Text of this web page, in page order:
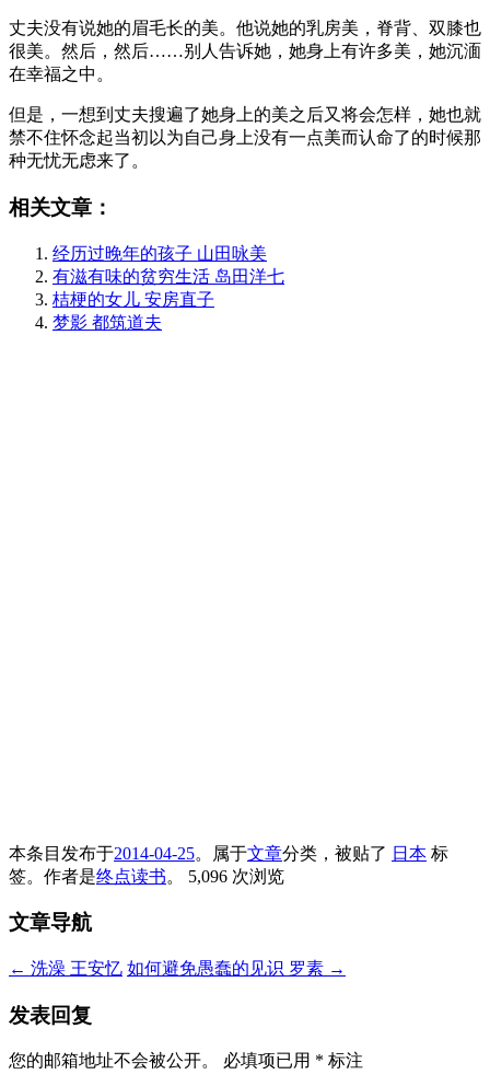
丈夫没有说她的眉毛长的美。他说她的乳房美，脊背、双膝也
很美。然后，然后……别人告诉她，她身上有许多美，她沉湎
在幸福之中。
但是，一想到丈夫搜遍了她身上的美之后又将会怎样，她也就
禁不住怀念起当初以为自己身上没有一点美而认命了的时候那
种无忧无虑来了。
相关文章：
经历过晚年的孩子 山田咏美
有滋有味的贫穷生活 岛田洋七
桔梗的女儿 安房直子
梦影 都筑道夫
本条目发布于2014-04-25。属于文章分类，被贴了 日本 标
签。 作者是终点读书。 5,096 次浏览
文章导航
← 洗澡 王安忆 如何避免愚蠢的见识 罗素 →
发表回复
您的邮箱地址不会被公开。 必填项已用 * 标注